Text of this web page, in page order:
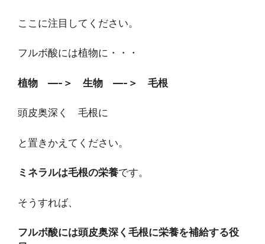
ここに注目してください。
フルボ酸には植物に・・・
植物 —-＞ 生物 —-＞ 毛根
頭皮奥深く 毛根に
と置きかえてください。
ミネラルは毛根の栄養です。
そうすれば、
フルボ酸には頭皮奥深く毛根に栄養を補給する役